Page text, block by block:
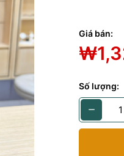
Giá bán:
Số lượng:
Thông số kỹ thuật
Sản phẩm
iPhone: 16promax
Dung lượng: 512gb
Màu sắc: Đen (black)